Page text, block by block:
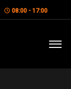
08:00 - 17:00